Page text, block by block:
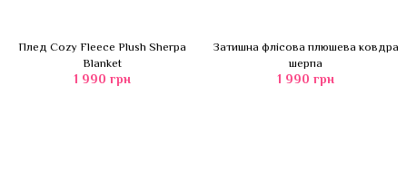
Плед Cozy Fleece Plush Sherpa
Blanket
1 990 грн
Затишна флісова плюшева ковдра
шерпа
1 990 грн